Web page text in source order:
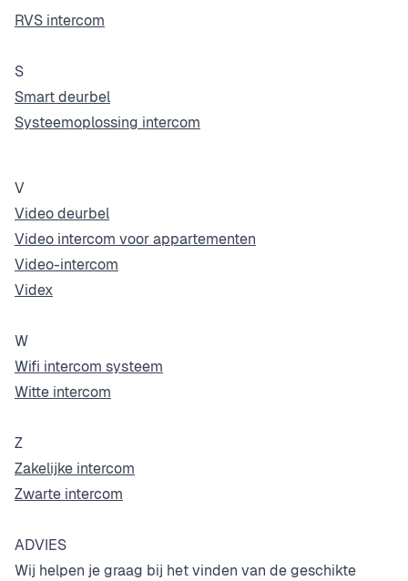
RVS intercom
S
Smart deurbel
Systeemoplossing intercom
V
Video deurbel
Video intercom voor appartementen
Video-intercom
Videx
W
Wifi intercom systeem
Witte intercom
Z
Zakelijke intercom
Zwarte intercom
ADVIES
Wij helpen je graag bij het vinden van de geschikte